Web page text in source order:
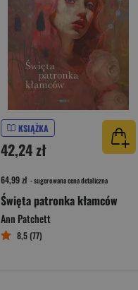
KSIĄŻKA
42,24 zł
64,99 zł - sugerowana cena detaliczna
Święta patronka kłamców
Ann Patchett
8,5 (77)